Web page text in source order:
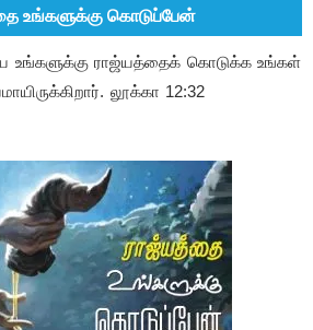
உங்களுக்கு கொடுப்பேன்
உங்களுக்கு ராஜ்யத்தைக் கொடுக்க உங்கள்
லூக்கா 12:32